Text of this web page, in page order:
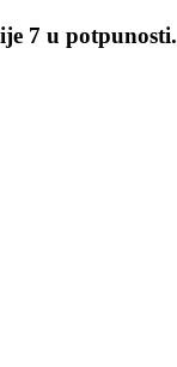
7 u potpunosti.